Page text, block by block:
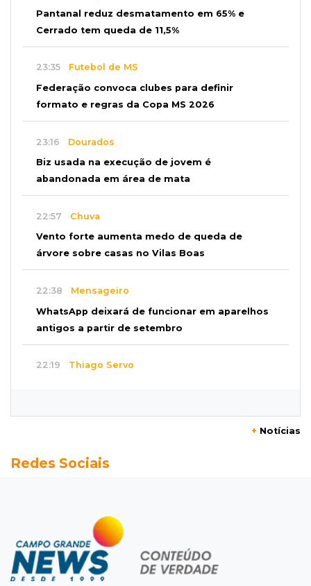
Pantanal reduz desmatamento em 65% e
Cerrado tem queda de 11,5%
23:35 Futebol de MS
Federação convoca clubes para definir
formato e regras da Copa MS 2026
23:16 Dourados
Biz usada na execução de jovem é
abandonada em área de mata
22:57 Chuva
Vento forte aumenta medo de queda de
árvore sobre casas no Vilas Boas
22:38 Mensageiro
WhatsApp deixará de funcionar em aparelhos
antigos a partir de setembro
22:19 Thiago Servo
Semana vai começar com 909 novas
Flagrante
Motorista atinge carro parado, perde
retrovisor e foge no Jardim Antártica
+ Notícias
Redes Sociais